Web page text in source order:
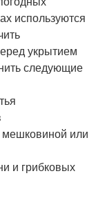
используются
укрытием
следующие
мешковиной или
и грибковых